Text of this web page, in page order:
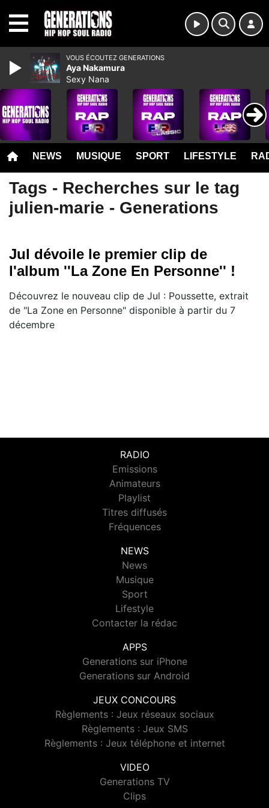
NEWS MUSIQUE SPORT LIFESTYLE
Tags - Recherches sur le tag
julien-marie - Generations
Jul dévoile le premier clip de
l'album ''La Zone En Personne'' !
Découvrez le nouveau clip de Jul : Poussette, extrait
de "La Zone en Personne" disponible à partir du 7
décembre
RADIO
Emissions
Animateurs
Playlist
Titres diffusés
Fréquences
NEWS
News
Musique
Sport
Lifestyle
Contacter la rédac
APPS
Generations sur iPhone
Generations sur Android
JEUX CONCOURS
Règlements : Jeux réseaux sociaux
Règlements : Jeux SMS
Règlements : Jeux téléphone et internet
VIDEO
Generations TV
Clips
VOUS ÉCOUTEZ GENERATIONS
Aya Nakamura
Sexy Nana